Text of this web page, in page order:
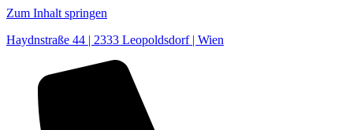
Zum Inhalt springen
Haydnstraße 44 | 2333 Leopoldsdorf | Wien